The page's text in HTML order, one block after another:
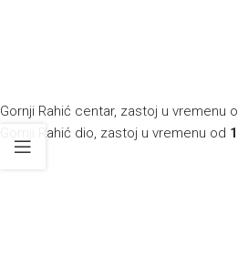
Gornji Rahić centar, zastoj u vremenu
Gornji Rahić dio, zastoj u vremenu od